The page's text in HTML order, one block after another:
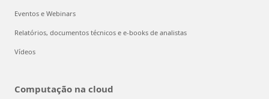
Eventos e Webinars
Relatórios, documentos técnicos e e-books de analistas
Vídeos
Computação na cloud